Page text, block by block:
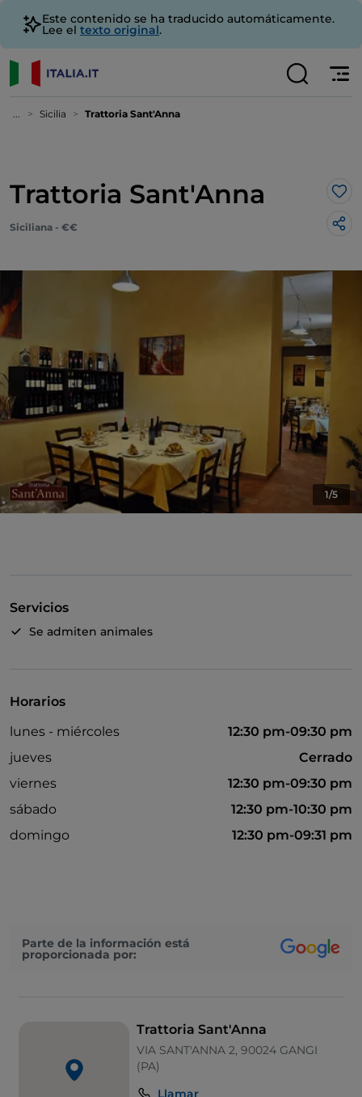
Este contenido se ha traducido automáticamente.
Lee el texto original.
... Sicilia Trattoria Sant'Anna
Trattoria Sant'Anna Me
Siciliana - €€
1/5
Servicios
Se admiten animales
Horarios
lunes - miércoles
12:30 pm-09:30 pm
jueves
Cerrado
viernes
12:30 pm-09:30 pm
sábado
12:30 pm-10:30 pm
domingo
12:30 pm-09:31 pm
Parte de la información está
proporcionada por:
Trattoria Sant'Anna
VIA SANT'ANNA 2, 90024 GANGI
(PA)
Llamar